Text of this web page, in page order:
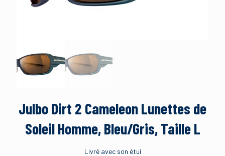
Julbo Dirt 2 Cameleon Lunettes de
Soleil Homme, Bleu/Gris, Taille L
Livré avec son étui